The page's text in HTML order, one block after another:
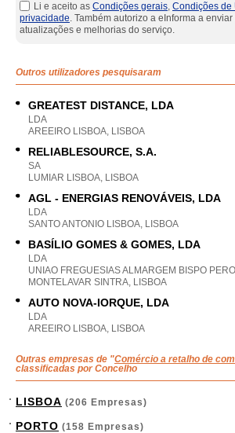
Li e aceito as Condições gerais, Condições de
privacidade. Também autorizo a eInforma a
atualizações e melhorias do serviço.
Outros utilizadores pesquisaram
GREATEST DISTANCE, LDA
LDA
AREEIRO LISBOA, LISBOA
RELIABLESOURCE, S.A.
SA
LUMIAR LISBOA, LISBOA
AGL - ENERGIAS RENOVÁVEIS, LDA
LDA
SANTO ANTONIO LISBOA, LISBOA
BASÍLIO GOMES & GOMES, LDA
LDA
UNIAO FREGUESIAS ALMARGEM BISPO
MONTELAVAR SINTRA, LISBOA
AUTO NOVA-IORQUE, LDA
LDA
AREEIRO LISBOA, LISBOA
Outras empresas de "Comércio a retalho de
classificadas por Concelho
LISBOA (206 Empresas)
PORTO (158 Empresas)